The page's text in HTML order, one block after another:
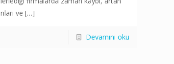
ve […]
Devamını oku